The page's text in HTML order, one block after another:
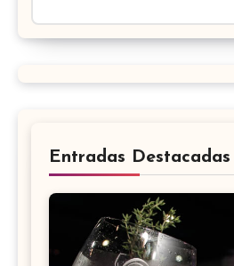
Entradas Destacadas